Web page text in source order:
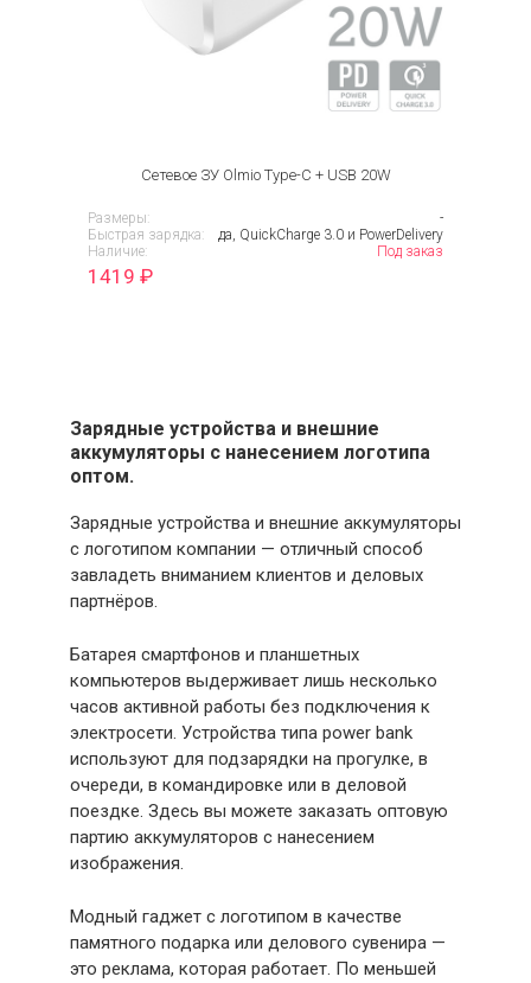
Сетевое ЗУ Olmio Type-C + USB 20W
Размеры:
-
Быстрая зарядка:
да, QuickCharge 3.0 и PowerDelivery
Наличие:
Под заказ
1419 ₽
Зарядные устройства и внешние
аккумуляторы с нанесением логотипа
оптом.
Зарядные устройства и внешние аккумуляторы
с логотипом компании — отличный способ
завладеть вниманием клиентов и деловых
партнёров.
Батарея смартфонов и планшетных
компьютеров выдерживает лишь несколько
часов активной работы без подключения к
электросети. Устройства типа power bank
используют для подзарядки на прогулке, в
очереди, в командировке или в деловой
поездке. Здесь вы можете заказать оптовую
партию аккумуляторов с нанесением
изображения.
Модный гаджет с логотипом в качестве
памятного подарка или делового сувенира —
это реклама, которая работает. По меньшей